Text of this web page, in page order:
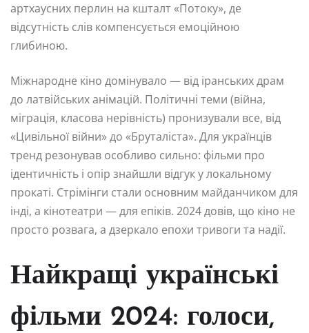
артхаусних перлин на кшталт «Потоку», де
відсутність слів компенсується емоційною
глибиною.
Міжнародне кіно домінувало — від іранських драм
до латвійських анімацій. Політичні теми (війна,
міграція, класова нерівність) пронизували все, від
«Цивільної війни» до «Бруталіста». Для українців
тренд резонував особливо сильно: фільми про
ідентичність і опір знайшли відгук у локальному
прокаті. Стрімінги стали основним майданчиком для
інді, а кінотеатри — для епіків. 2024 довів, що кіно не
просто розвага, а дзеркало епохи тривоги та надії.
Найкращі українські
фільми 2024: голоси,